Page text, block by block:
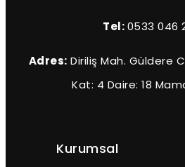
Tel:0533 046
Adres: Diriliş Mah. Güldere
Kat: 4 Daire: 18
Kurumsal